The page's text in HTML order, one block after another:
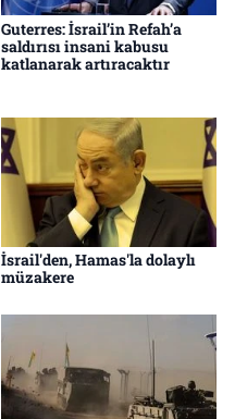
Guterres: İsrail’in Refah’a
saldırısı insani kabusu
katlanarak artıracaktır
İsrail'den, Hamas'la dolaylı
müzakere